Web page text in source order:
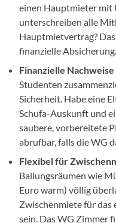
einen Hauptmieter
unterschreiben alle
Hauptmietvertrag?
finanzielle Absicherung.
Finanzielle
Studenten
Sicherheit. Habe eine
Schufa-Auskunft und
saubere, vorbereitete
abrufbar, falls die WG
Flexibel für
Ballungsräumen wie
Euro warm) völlig
Zwischenmiete für das
sein. Das WG Zimmer